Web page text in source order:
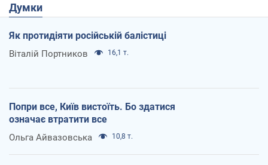
Думки
Як протидіяти російській балістиці
Віталій Портников 16,1 т.
Попри все, Київ вистоїть. Бо здатися
означає втратити все
Ольга Айвазовська 10,8 т.